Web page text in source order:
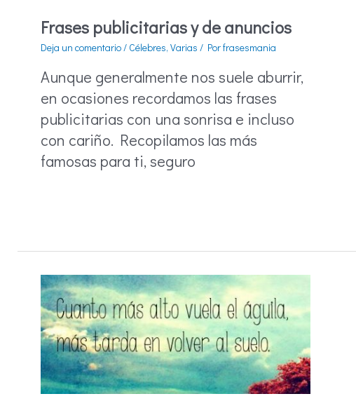
Frases publicitarias y de anuncios
Deja un comentario / Célebres, Varias / Porfrasesmania
Aunque generalmente nos suele aburrir,
en ocasiones recordamos las frases
publicitarias con una sonrisa e incluso
con cariño. Recopilamos las más
famosas para ti, seguro
de
anuncios